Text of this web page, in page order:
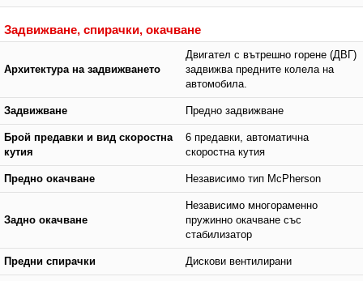
Задвижване, спирачки, окачване
Архитектура на задвижването
Двигател с вътрешно горене (ДВГ)
задвижва предните колела на
автомобила.
Задвижване Предно задвижване
Брой предавки и вид скоростна
кутия
6 предавки, автоматична
скоростна кутия
Предно окачване Независимо тип McPherson
Задно окачване
Независимо многораменно
пружинно окачване със
стабилизатор
Предни спирачки Дискови вентилирани